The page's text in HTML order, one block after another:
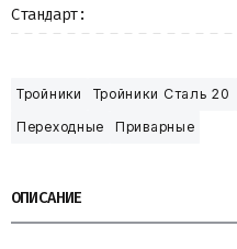
Стандарт:
Тройники Тройники Сталь 20
Переходные
Приварные
ОПИСАНИЕ